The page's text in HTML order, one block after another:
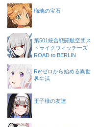
瑠璃の宝石
第501統合戦闘航空団ス
トライクウィッチーズ
ROAD to BERLIN
Re:ゼロから始める異世
界生活
王子様の友達